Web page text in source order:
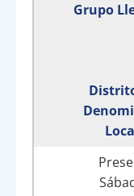
Grupo